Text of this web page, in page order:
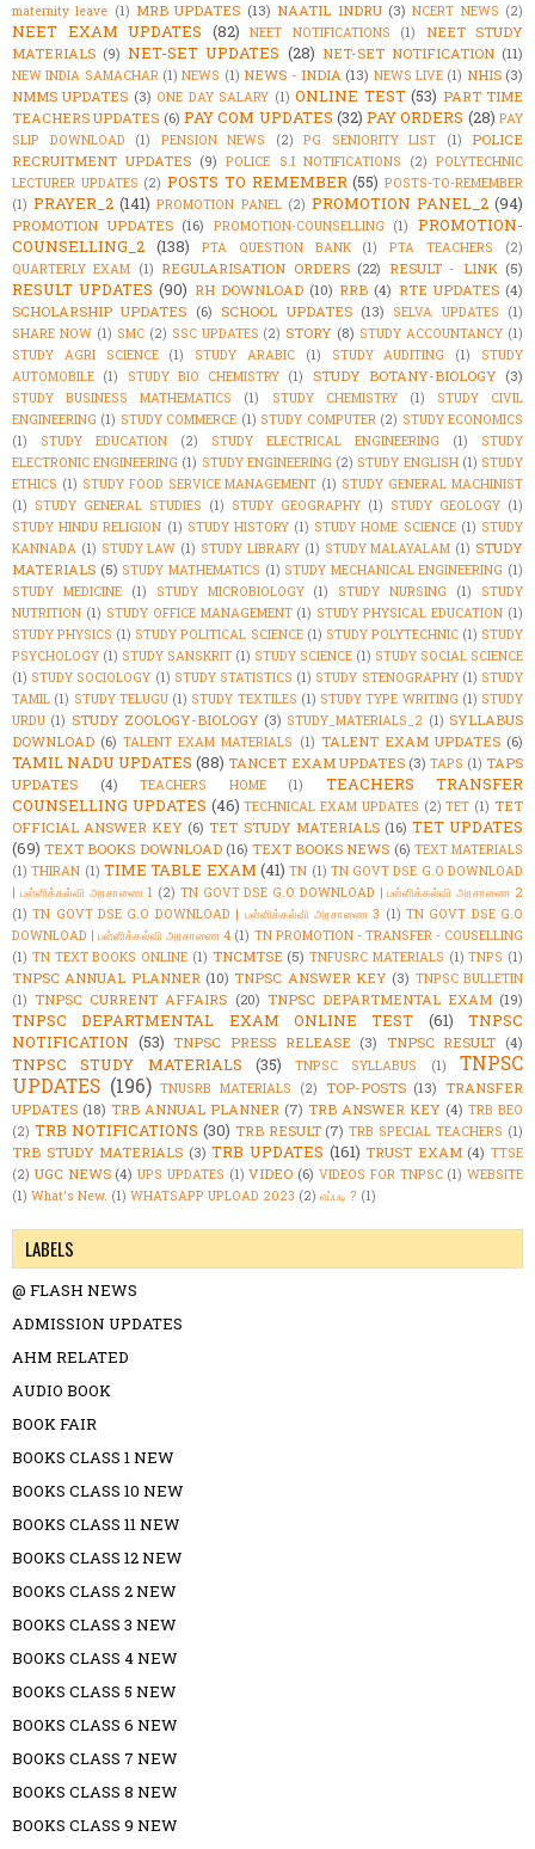
maternity leave (1) MRB UPDATES (13) NAATIL INDRU (3) NCERT NEWS (2)
NEET EXAM UPDATES (82) NEET NOTIFICATIONS (1)
NEET STUDY
MATERIALS (9) NET-SET UPDATES (28) NET-SET NOTIFICATION (11)
NEW INDIA SAMACHAR (1) NEWS (1) NEWS - INDIA (13) NEWS LIVE (1) NHIS (3)
NMMS UPDATES (3) ONE DAY SALARY (1) ONLINE TEST (53) PART TIME
TEACHERS UPDATES (6) PAY COM UPDATES (32) PAY ORDERS (28) PAY
SLIP DOWNLOAD
(1) PENSION NEWS (2) PG SENIORITY LIST (1)
POLICE
RECRUITMENT UPDATES (9) POLICE S.I NOTIFICATIONS (2) POLYTECHNIC
LECTURER UPDATES (2) POSTS TO REMEMBER (55) POSTS-TO-REMEMBER
(1) PRAYER_2 (141) PROMOTION PANEL (2) PROMOTION PANEL_2 (94)
PROMOTION UPDATES (16) PROMOTION-COUNSELLING (1)
PROMOTION-
COUNSELLING_2 (138) PTA QUESTION BANK (1) PTA TEACHERS
(2)
QUARTERLY EXAM (1) REGULARISATION ORDERS (22) RESULT - LINK (5)
RESULT UPDATES (90) RH DOWNLOAD (10) RRB (4) RTE UPDATES (4)
SCHOLARSHIP UPDATES (6) SCHOOL UPDATES (13) SELVA UPDATES
(1)
SHARE NOW (1) SMC (2) SSC UPDATES (2) STORY (8) STUDY ACCOUNTANCY (1)
STUDY AGRI SCIENCE
(1) STUDY ARABIC (1) STUDY AUDITING (1)
STUDY
AUTOMOBILE (1) STUDY BIO CHEMISTRY (1) STUDY BOTANY-BIOLOGY (3)
STUDY BUSINESS MATHEMATICS (1) STUDY CHEMISTRY (1)
STUDY CIVIL
ENGINEERING (1) STUDY COMMERCE (1) STUDY COMPUTER (2) STUDY ECONOMICS
(1)
STUDY EDUCATION (2) STUDY ELECTRICAL ENGINEERING (1)
STUDY
ELECTRONIC ENGINEERING (1) STUDY ENGINEERING (2) STUDY ENGLISH (1) STUDY
ETHICS (1) STUDY FOOD SERVICE MANAGEMENT (1) STUDY GENERAL MACHINIST
(1) STUDY GENERAL STUDIES (1) STUDY GEOGRAPHY (1) STUDY GEOLOGY (1)
STUDY HINDU RELIGION (1) STUDY HISTORY (1) STUDY HOME SCIENCE (1) STUDY
KANNADA (1) STUDY LAW (1) STUDY LIBRARY (1) STUDY MALAYALAM (1) STUDY
MATERIALS (5) STUDY MATHEMATICS (1) STUDY MECHANICAL ENGINEERING (1)
STUDY MEDICINE
(1) STUDY MICROBIOLOGY (1) STUDY NURSING (1)
STUDY
NUTRITION (1) STUDY OFFICE MANAGEMENT (1) STUDY PHYSICAL EDUCATION (1)
STUDY PHYSICS (1) STUDY POLITICAL SCIENCE (1) STUDY POLYTECHNIC (1) STUDY
PSYCHOLOGY (1) STUDY SANSKRIT (1) STUDY SCIENCE (1) STUDY SOCIAL SCIENCE
(1) STUDY SOCIOLOGY (1) STUDY STATISTICS (1) STUDY STENOGRAPHY (1) STUDY
TAMIL (1) STUDY TELUGU (1) STUDY TEXTILES (1) STUDY TYPE WRITING (1) STUDY
URDU (1) STUDY ZOOLOGY-BIOLOGY (3) STUDY_MATERIALS_2 (1) SYLLABUS
DOWNLOAD (6) TALENT EXAM MATERIALS (1) TALENT EXAM UPDATES (6)
TAMIL NADU UPDATES (88) TANCET EXAM UPDATES (3) TAPS (1) TAPS
UPDATES
(4) TEACHERS HOME (1)
TEACHERS TRANSFER
COUNSELLING UPDATES (46) TECHNICAL EXAM UPDATES (2) TET (1) TET
OFFICIAL ANSWER KEY (6) TET STUDY MATERIALS (16) TET UPDATES
(69) TEXT BOOKS DOWNLOAD (16) TEXT BOOKS NEWS (6) TEXT MATERIALS
(1) THIRAN (1) TIME TABLE EXAM (41) TN (1) TN GOVT DSE G.O DOWNLOAD
| பள்ளிக்கல்வி அரசாணை 1 (2) TN GOVT DSE G.O DOWNLOAD | பள்ளிக்கல்வி அரசாணை 2
(1) TN GOVT DSE G.O DOWNLOAD | பள்ளிக்கல்வி அரசாணை 3 (1) TN GOVT DSE G.O
DOWNLOAD | பள்ளிக்கல்வி அரசாணை 4 (1) TN PROMOTION - TRANSFER - COUSELLING
(1) TN TEXT BOOKS ONLINE (1) TNCMTSE (5) TNFUSRC MATERIALS (1) TNPS (1)
TNPSC ANNUAL PLANNER (10) TNPSC ANSWER KEY (3) TNPSC BULLETIN
(1) TNPSC CURRENT AFFAIRS (20) TNPSC DEPARTMENTAL EXAM (19)
TNPSC DEPARTMENTAL EXAM ONLINE TEST (61)
TNPSC
NOTIFICATION (53) TNPSC PRESS RELEASE (3) TNPSC RESULT (4)
TNPSC STUDY MATERIALS (35) TNPSC SYLLABUS (1)
TNPSC
UPDATES (196) TNUSRB MATERIALS (2) TOP-POSTS (13) TRANSFER
UPDATES (18) TRB ANNUAL PLANNER (7) TRB ANSWER KEY (4) TRB BEO
(2) TRB NOTIFICATIONS (30) TRB RESULT (7) TRB SPECIAL TEACHERS (1)
TRB STUDY MATERIALS (3) TRB UPDATES (161) TRUST EXAM (4) TTSE
(2) UGC NEWS (4) UPS UPDATES (1) VIDEO (6) VIDEOS FOR TNPSC (1) WEBSITE
(1) What's New. (1) WHATSAPP UPLOAD 2023 (2) எப்படி ? (1)
LABELS
@ FLASH NEWS
ADMISSION UPDATES
AHM RELATED
AUDIO BOOK
BOOK FAIR
BOOKS CLASS 1 NEW
BOOKS CLASS 10 NEW
BOOKS CLASS 11 NEW
BOOKS CLASS 12 NEW
BOOKS CLASS 2 NEW
BOOKS CLASS 3 NEW
BOOKS CLASS 4 NEW
BOOKS CLASS 5 NEW
BOOKS CLASS 6 NEW
BOOKS CLASS 7 NEW
BOOKS CLASS 8 NEW
BOOKS CLASS 9 NEW